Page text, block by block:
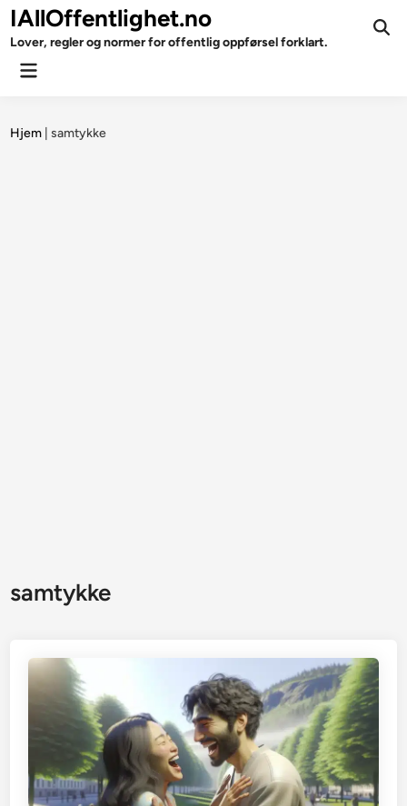
Skip
to
content
IAllOffentlighet.no
Lover, regler og normer for offentlig oppførsel forklart.
Main
Hjem |samtykke
samtykke